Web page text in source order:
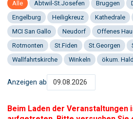
Alle Abtwil-St.Josefen Bruggen
Engelburg
Heiligkreuz Kathedrale
MCI San Gallo
Neudorf Offenes
Rotmonten
St.Fiden St.Georgen
Wallfahrtskirche
Winkeln ökum.
Anzeigen ab
Beim Laden der Veranstaltungen